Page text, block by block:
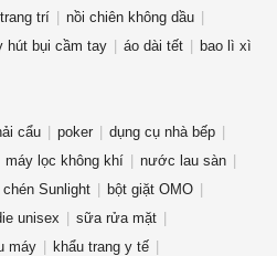
trí
nồi chiên không dầu
hút bụi cầm tay áo dài tết bao lì xì
cẩu poker
dụng cụ nhà bếp
máy lọc không khí
nước lau sàn
Sunlight
bột giặt OMO
unisex
sữa rửa mặt
máy
khẩu trang y tế